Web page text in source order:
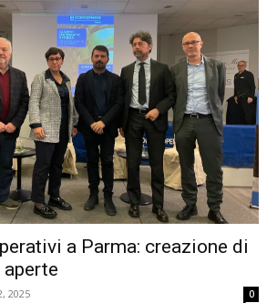
a Parma: creazione di
2025 0